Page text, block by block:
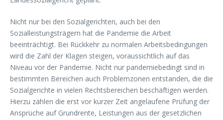
Nicht nur bei den Sozialgerichten, auch bei den
Sozialleistungsträgern hat die Pandemie die Arbeit
beeinträchtigt. Bei Rückkehr zu normalen Arbeitsbedingungen
wird die Zahl der Klagen steigen, voraussichtlich auf das
Niveau vor der Pandemie. Nicht nur pandemiebedingt sind in
bestimmten Bereichen auch Problemzonen entstanden, die die
Sozialgerichte in vielen Rechtsbereichen beschäftigen werden.
Hierzu zählen die erst vor kurzer Zeit angelaufene Prüfung der
Ansprüche auf Grundrente, Leistungen aus der gesetzlichen